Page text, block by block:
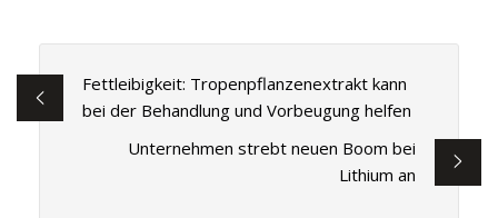
Fettleibigkeit: Tropenpflanzenextrakt kann
bei der Behandlung und Vorbeugung helfen
Unternehmen strebt neuen Boom bei
Lithium an